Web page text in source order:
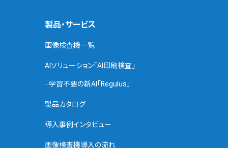
製品・サービス
画像検査機一覧
AIソリューション「AI印刷検査」
学習不要の新AI「Regulus」
製品カタログ
導入事例インタビュー
画像検査機導入の流れ